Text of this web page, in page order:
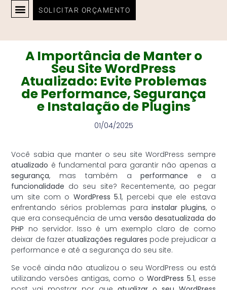
SOLICITAR ORÇAMENTO
A Importância de Manter o
Seu Site WordPress
Atualizado: Evite Problemas
de Performance, Segurança
e Instalação de Plugins
01/04/2025
Você sabia que manter o seu site WordPress sempre
atualizado é fundamental para garantir não apenas a
segurança, mas também aperformance e a
funcionalidade do seu site? Recentemente, ao pegar
um site com o WordPress 5.1, percebi que ele estava
enfrentando sérios problemas para instalar plugins, o
que era consequência de uma versão desatualizada do
PHP no servidor. Isso é um exemplo claro de como
deixar de fazeratualizações regulares pode prejudicar a
performance e até a segurança do seu site.
Se você ainda não atualizou o seu WordPress ou está
utilizando versões antigas, como o WordPress 5.1, esse